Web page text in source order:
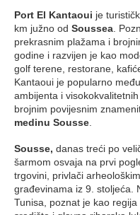
Port El Kantaoui je
km južno od Soussea .
prekrasnim plažama i
godine i razvijen je kao
golf terene, restorane,
Kantaoui je popularno
ambijenta i
brojnim povijesnim
medinu Sousse
Sousse, danas treći po
šarmom osvaja na prvi
trgovini, privlači
građevinama iz 9. stoljeća.
Tunisa, poznat je kao